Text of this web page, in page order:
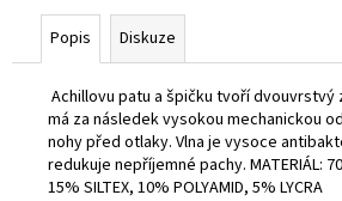
Popis Diskuze
Achillovu patu a špičku tvoří dvouvrstvý
má za následek vysokou mechanickou
nohy před otlaky. Vlna je vysoce
redukuje nepříjemné pachy. MATERIÁL:
15% SILTEX, 10% POLYAMID, 5% LYCRA